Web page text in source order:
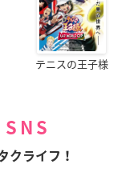
テニスの王子様
クライフ！